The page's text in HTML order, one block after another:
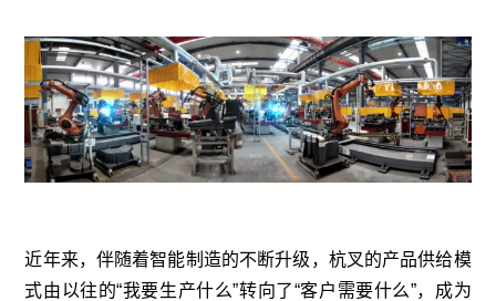
近年来，伴随着智能制造的不断升级，杭叉的产品供给模
式由以往的“我要生产什么”转向了“客户需要什么”，成为